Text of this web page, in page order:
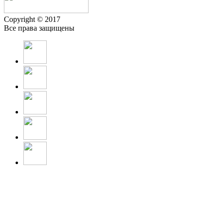
Copyright © 2017
Все права защищены